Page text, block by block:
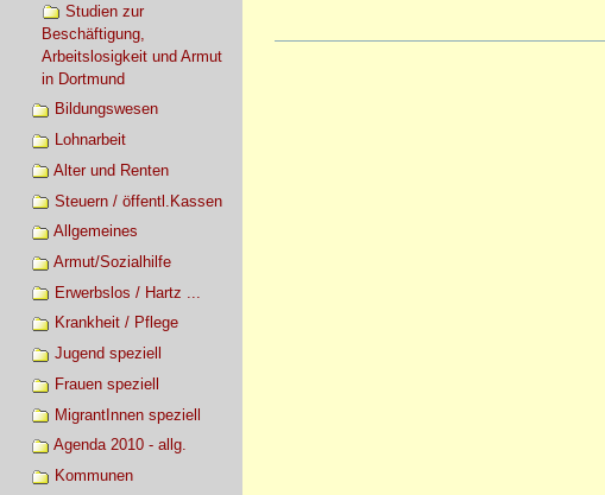
Studien zur
Beschäftigung,
Arbeitslosigkeit und Armut
in Dortmund
Bildungswesen
Lohnarbeit
Alter und Renten
Steuern / öffentl.Kassen
Allgemeines
Armut/Sozialhilfe
Erwerbslos / Hartz ...
Krankheit / Pflege
Jugend speziell
Frauen speziell
MigrantInnen speziell
Agenda 2010 - allg.
Kommunen